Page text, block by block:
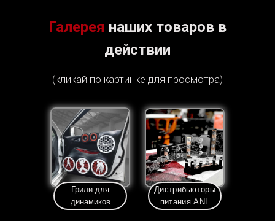
Галерея наших товаров в
действии
Грили для
динамиков
Дистрибьюторы
питания ANL
(кликай по картинке для просмотра)